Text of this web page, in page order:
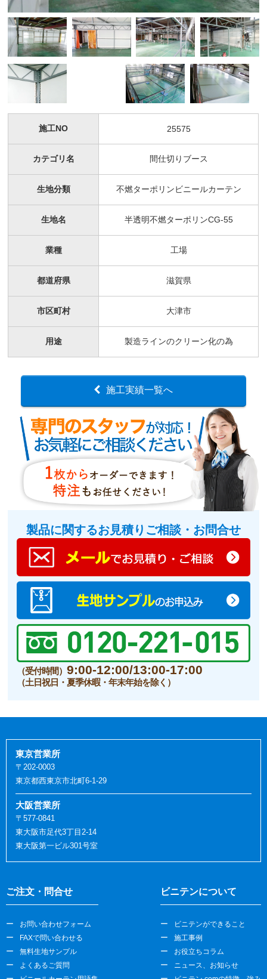
施工NO 25575
カテゴリ名 間仕切りブース
生地分類 不燃ターポリンビニールカーテン
生地名 半透明不燃ターポリンCG-55
業種 工場
都道府県 滋賀県
市区町村 大津市
用途 製造ラインのクリーン化の為
施工実績一覧へ
製品に関するお見積りご相談・お問合せ
（受付時間）9:00-12:00/13:00-17:00
（土日祝日・夏季休暇・年末年始を除く）
ご注文・問合せ
お問い合わせフォーム
FAXで問い合わせる
無料生地サンプル
よくあるご質問
ビニテンについて
ビニテンができること
施工事例
お役立ちコラム
ニュース、お知らせ
東京営業所
〒202-0003
東京都西東京市北町6-1-29
大阪営業所
〒577-0841
東大阪市足代3丁目2-14
東大阪第一ビル301号室